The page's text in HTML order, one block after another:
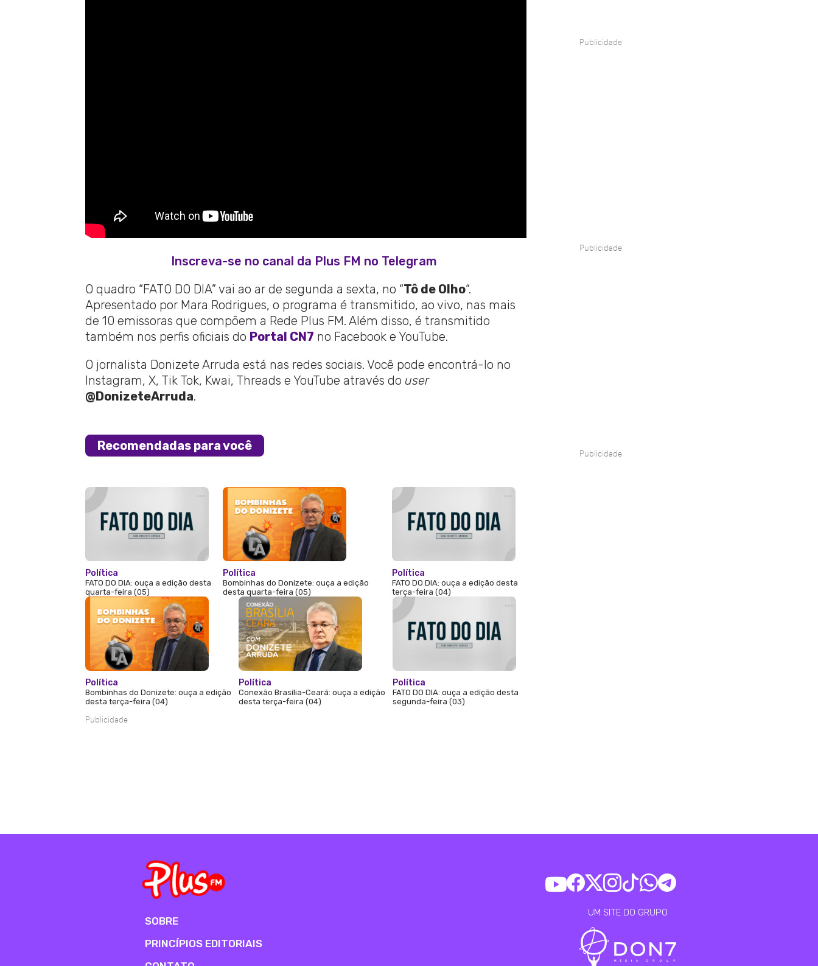
Inscreva-se no canal da Plus FM no Telegram
O quadro “FATO DO DIA” vai ao ar de segunda a sexta, no “Tô de Olho“.
Apresentado por Mara Rodrigues, o programa é transmitido, ao vivo, nas mais
de 10 emissoras que compõem a Rede Plus FM. Além disso, é transmitido
também nos perfis oficiais do Portal CN7 no Facebook e YouTube.
O jornalista Donizete Arruda está nas redes sociais. Você pode encontrá-lo no
Instagram, X, Tik Tok, Kwai, Threads e YouTube através do user
@DonizeteArruda.
Recomendadas para você
Política
FATO DO DIA: ouça a edição desta
quarta-feira (05)
Política
Bombinhas do Donizete: ouça a edição
desta quarta-feira (05)
Política
FATO DO DIA: ouça a edição desta
terça-feira (04)
Política
Bombinhas do Donizete: ouça a edição
desta terça-feira (04)
Política
Conexão Brasília-Ceará: ouça a edição
desta terça-feira (04)
Política
FATO DO DIA: ouça a edição desta
segunda-feira (03)
Publicidade
Publicidade
Publicidade
Publicidade
SOBRE
PRINCÍPIOS EDITORIAIS
UM SITE DO GRUPO